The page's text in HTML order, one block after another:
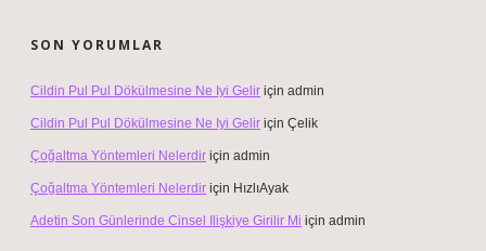
SON YORUMLAR
Cildin Pul Pul Dökülmesine Ne Iyi Gelir için admin
Cildin Pul Pul Dökülmesine Ne Iyi Gelir için Çelik
Çoğaltma Yöntemleri Nelerdir için admin
Çoğaltma Yöntemleri Nelerdir için HızlıAyak
Adetin Son Günlerinde Cinsel Ilişkiye Girilir Mi için admin